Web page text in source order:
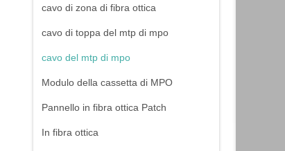
cavo di zona di fibra ottica
cavo di toppa del mtp di mpo
cavo del mtp di mpo
Modulo della cassetta di MPO
Pannello in fibra ottica Patch
In fibra ottica